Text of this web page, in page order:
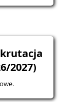
2027)